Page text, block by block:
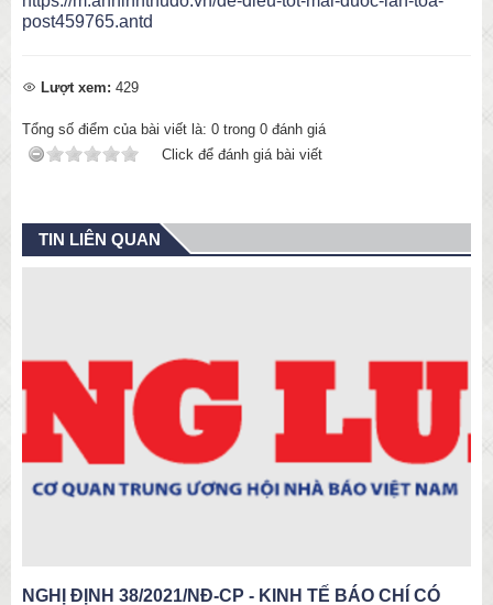
post459765.antd
Lượt xem: 429
Tổng số điểm của bài viết là: 0 trong 0 đánh giá
Click để đánh giá bài viết
TIN LIÊN QUAN
NGHỊ ĐỊNH 38/2021/NĐ-CP - KINH TẾ BÁO CHÍ CÓ